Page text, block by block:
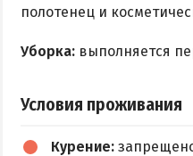
полотенец и
Уборка: выполняется
Условия проживания
Курение: